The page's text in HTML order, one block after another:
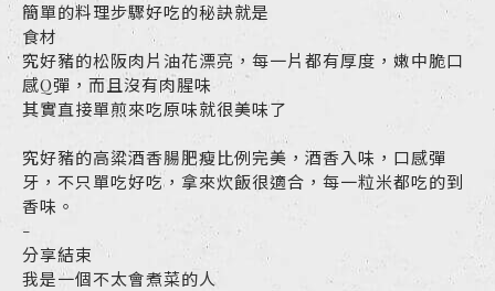
簡單的料理步驟好吃的秘訣就是
食材
究好豬的松阪肉片油花漂亮，每一片都有厚度，嫩中脆口
感Q彈，而且沒有肉腥味
其實直接單煎來吃原味就很美味了
究好豬的高粱酒香腸肥瘦比例完美，酒香入味，口感彈
牙，不只單吃好吃，拿來炊飯很適合，每一粒米都吃的到
香味。
-
分享結束
我是一個不太會煮菜的人